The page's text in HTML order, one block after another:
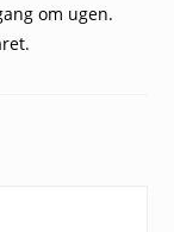
om ugen.